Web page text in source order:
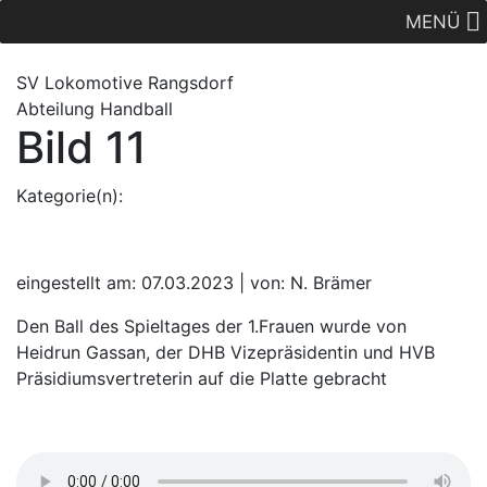
MENÜ
SV Lokomotive Rangsdorf
Abteilung Handball
Bild 11
Kategorie(n):
eingestellt am: 07.03.2023 | von: N. Brämer
Den Ball des Spieltages der 1.Frauen wurde von
Heidrun Gassan, der DHB Vizepräsidentin und HVB
Präsidiumsvertreterin auf die Platte gebracht